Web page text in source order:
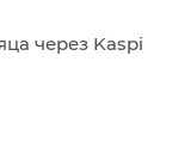
через Kaspi